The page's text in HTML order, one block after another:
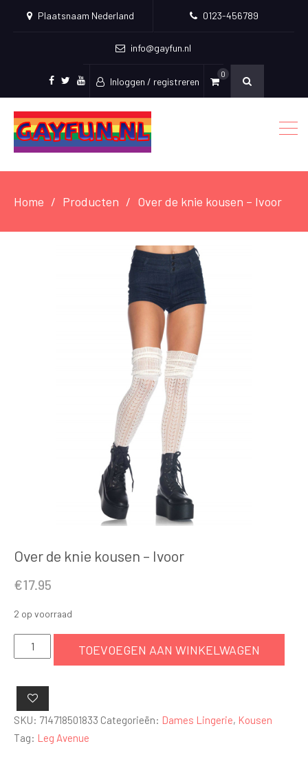
Plaatsnaam Nederland 0123-456789
info@gayfun.nl
Facebook
TwitterYoutube
Inloggen / registreren
0
Home Producten Over de knie kousen – Ivoor
Over de knie kousen – Ivoor
€17.95
2 op voorraad
Over
de
kousen
-
Ivoor
TOEVOEGEN AAN WINKELWAGEN
SKU: 714718501833 Categorieën: Dames Lingerie, Kousen
Tag: Leg Avenue